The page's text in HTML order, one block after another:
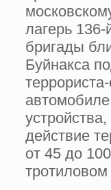
лагерь 136-
бригады
Буйнакса
действие
от 45 до
тротиловом